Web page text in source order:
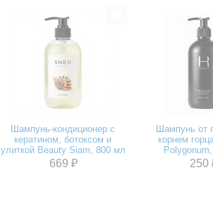
Шампунь-кондиционер с
кератином, ботоксом и
улиткой Beauty Siam, 800 мл
669 ₽
Шампунь от
корнем
250